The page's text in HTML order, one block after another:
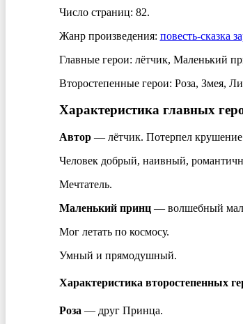
Число страниц: 82.
Жанр произведения: повесть-сказка
Главные герои: лётчик, Маленький
Второстепенные герои: Роза, Змея,
Характеристика главных
Автор— лётчик. Потерпел
Человек добрый, наивный,
Мечтатель.
Маленький принц— волшебный
Мог летать по космосу.
Умный и прямодушный.
Характеристика второстепенных
Роза — друг Принца.